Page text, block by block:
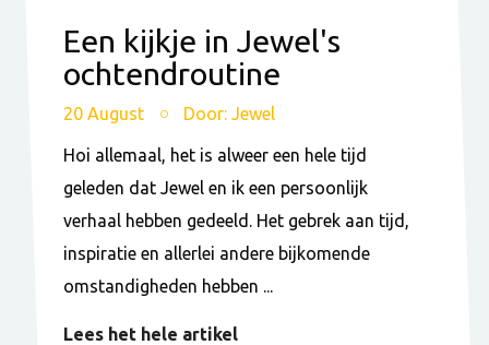
Een kijkje in Jewel's
ochtendroutine
20 August Door: Jewel
Hoi allemaal, het is alweer een hele tijd
geleden dat Jewel en ik een persoonlijk
verhaal hebben gedeeld. Het gebrek aan tijd,
inspiratie en allerlei andere bijkomende
omstandigheden hebben ...
Lees het hele artikel